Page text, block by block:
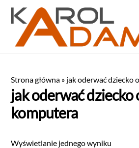
Strona główna » jak oderwać dziecko
jak oderwać dziecko
komputera
Wyświetlanie jednego wyniku